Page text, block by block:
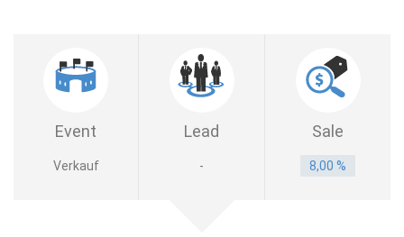
Event Lead Sale
Verkauf - 8,00 %